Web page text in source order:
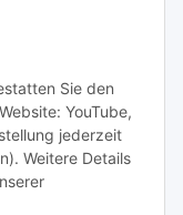
Sie den
YouTube,
jederzeit
Weitere Details